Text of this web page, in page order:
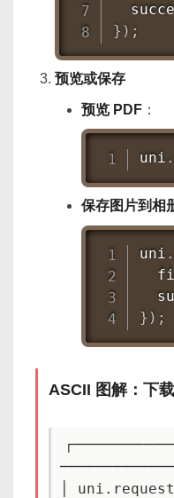
} ) ;
预览或保存
预览 PDF ：
uni .
保存图片到相
uni .
} ) ;
ASCII 图解：下
│ uni.request